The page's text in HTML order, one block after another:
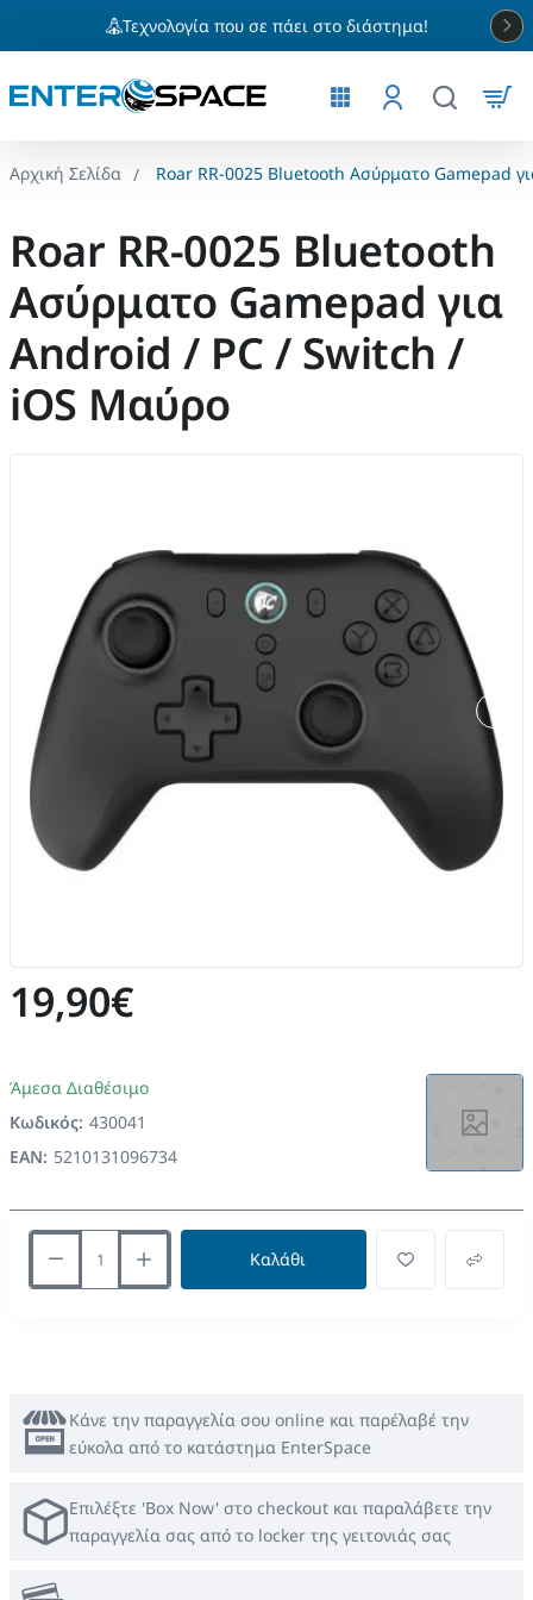
Τεχνολογία που σε πάει στο διάστημα!
Roar RR-0025 Bluetooth Ασύρματο Gamepad
Roar RR-0025 Bluetooth
Ασύρματο Gamepad για
Android / PC / Switch /
iOS Μαύρο
Άμεσα Διαθέσιμο
Κωδικός: 430041
EAN: 5210131096734
19,90€
Καλάθι
Κάνε την παραγγελία σου online και παρέλαβέ την
εύκολα από το κατάστημα EnterSpace
Επιλέξτε 'Box Now' στο checkout και παραλάβετε την
παραγγελία σας από το locker της γειτονιάς σας